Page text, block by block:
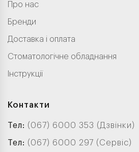
Про нас
Бренди
Доставка і оплата
Стоматологічне обладнання
Інструкції
Контакти
Тел: (067) 6000 353 (Дзвінки)
Тел: (067) 6000 297 (Сервіс)